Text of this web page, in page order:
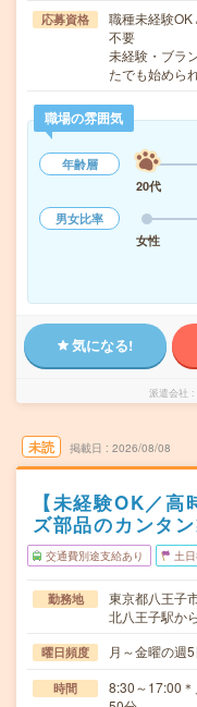
応募資格
職種未経験OK
不要
未経験・ブラ
たでも始めら
職場の雰囲気
年齢層
20代
男女比率
女性
気になる!
派遣会社
未読 掲載日 2026/08/08
【未経験OK／
ズ部品のカンタ
交通費別途支給あり 土
勤務地
東京都八王子
北八王子駅か
曜日頻度 月～金曜の週
時間
8:30～17:00